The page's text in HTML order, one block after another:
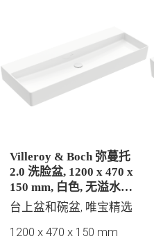
Villeroy & Boch 弥蔓托
2.0 洗脸盆, 1200 x 470 x
150 mm, 白色, 无溢水孔,
抛光
台上盆和碗盆, 唯宝精选
1200 x 470 x 150 mm